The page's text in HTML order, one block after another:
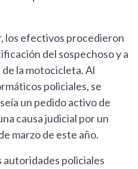
los efectivos procedieron
del sospechoso y a
la motocicleta. Al
policiales, se
un pedido activo de
causa judicial por un
marzo de este año.
autoridades policiales